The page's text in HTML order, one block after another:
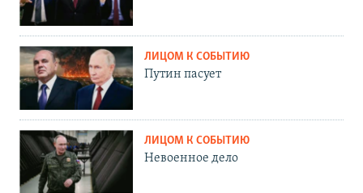
ЛИЦОМ К СОБЫТИЮ
Путин пасует
ЛИЦОМ К СОБЫТИЮ
Невоенное дело